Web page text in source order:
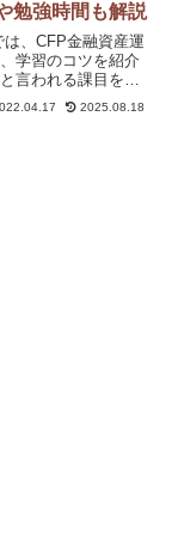
勉強時間も解説
、CFP金融資産運
学習のコツを紹介
言われる課目を勉
テキスト、勉強時
います。CFP金融
2025.08.18